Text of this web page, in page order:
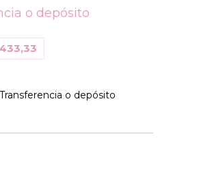
o depósito
o depósito